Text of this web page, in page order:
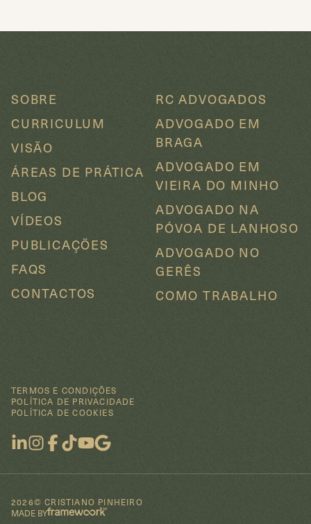
SOBRE
CURRICULUM
VISÃO
ÁREAS DE PRÁTICA
BLOG
VÍDEOS
PUBLICAÇÕES
FAQS
CONTACTOS
RC ADVOGADOS
ADVOGADO EM
BRAGA
ADVOGADO EM
VIEIRA DO MINHO
ADVOGADO NA
PÓVOA DE LANHOSO
ADVOGADO NO
GERÊS
COMO TRABALHO
TERMOS E CONDIÇÕES
POLÍTICA DE PRIVACIDADE
POLÍTICA DE COOKIES
2026© CRISTIANO PINHEIRO
MADE BY
Ao aceitar este formulário, autorizo a cristianopinheiro a
processar os meus dados da forma indicada e descrita na
política de privacidade
ACEITAR